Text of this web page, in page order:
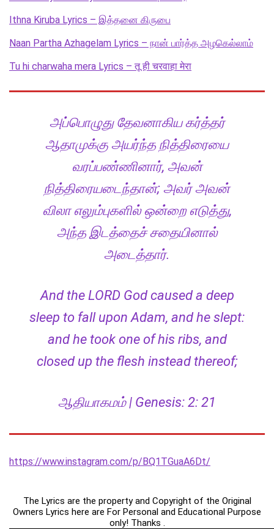
Ithna Kiruba Lyrics – இத்தனை கிருபை
Naan Partha Azhagelam Lyrics – நான் பார்த்த அழகெல்லாம்
Tu hi charwaha mera Lyrics – तू ही चरवाहा मेरा
அப்பொழுது தேவனாகிய கர்த்தர்
ஆதாமுக்கு அயர்ந்த நித்திரையை
வரப்பண்ணினார், அவன்
நித்திரையடைந்தான்; அவர் அவன்
விலா எலும்புகளில் ஒன்றை எடுத்து,
அந்த இடத்தைச் சதையினால்
அடைத்தார்.
And the LORD God caused a deep
sleep to fall upon Adam, and he slept:
and he took one of his ribs, and
closed up the flesh instead thereof;
ஆதியாகமம் | Genesis: 2: 21
https://www.instagram.com/p/BQ1TGuaA6Dt/
The Lyrics are the property and Copyright of the Original
Owners Lyrics here are For Personal and Educational Purpose
only! Thanks .